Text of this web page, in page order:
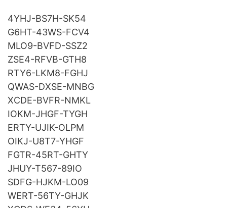
4YHJ-BS7H-SK54
G6HT-43WS-FCV4
MLO9-BVFD-SSZ2
ZSE4-RFVB-GTH8
RTY6-LKM8-FGHJ
QWAS-DXSE-MNBG
XCDE-BVFR-NMKL
IOKM-JHGF-TYGH
ERTY-UJIK-OLPM
OIKJ-U8T7-YHGF
FGTR-45RT-GHTY
JHUY-T567-89IO
SDFG-HJKM-LO09
WERT-56TY-GHJK